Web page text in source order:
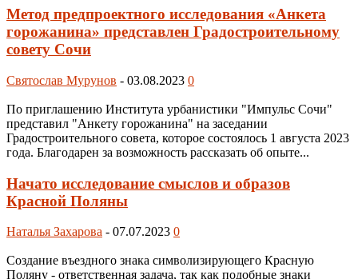
Метод предпроектного исследования «Анкета
горожанина» представлен Градостроительному
совету Сочи
Святослав Мурунов - 03.08.2023 0
По приглашению Института урбанистики "Импульс Сочи"
представил "Анкету горожанина" на заседании
Градостроительного совета, которое состоялось 1 августа 2023
года. Благодарен за возможность рассказать об опыте...
Начато исследование смыслов и образов
Красной Поляны
Наталья Захарова - 07.07.2023 0
Создание въездного знака символизирующего Красную
Поляну - ответственная задача, так как подобные знаки